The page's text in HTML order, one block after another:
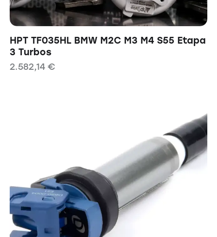
HPT TF035HL BMW M2C M3 M4 S55 Etapa
3 Turbos
2.582,14 €